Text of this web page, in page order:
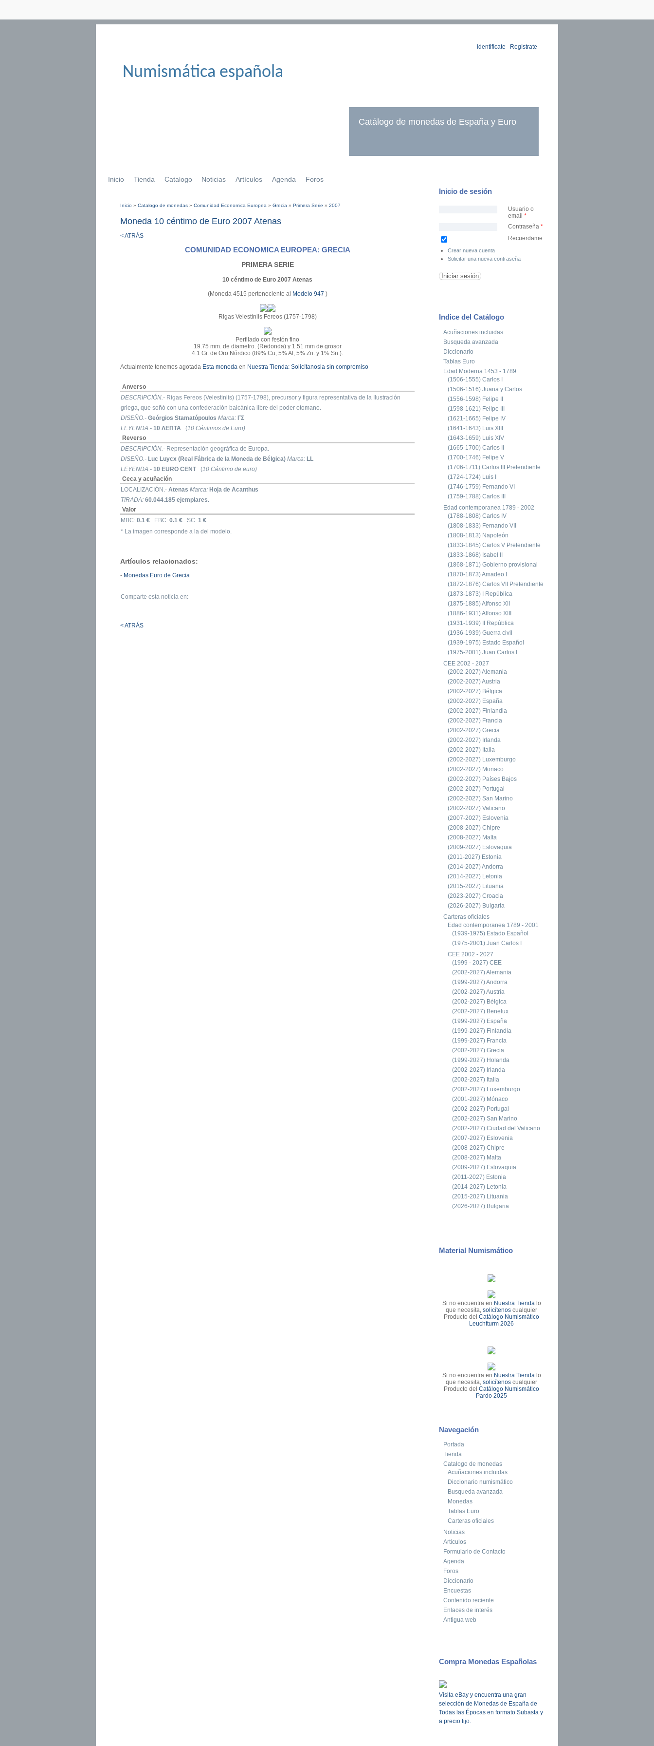
Numismática española
Identifícate Regístrate
Catálogo de monedas de España y Euro
Inicio Tienda Catalogo Noticias Artículos Agenda Foros
Inicio » Catalogo de monedas » Comunidad Economica Europea » Grecia » Primera Serie » 2007
Moneda 10 céntimo de Euro 2007 Atenas
< ATRÁS
COMUNIDAD ECONOMICA EUROPEA: GRECIA
PRIMERA SERIE
10 céntimo de Euro 2007 Atenas
(Moneda 4515 perteneciente al Modelo 947 )
Rigas Velestinlis Fereos (1757-1798)
Perfilado con festón fino
19.75 mm. de diametro. (Redonda) y 1.51 mm de grosor
4.1 Gr. de Oro Nórdico (89% Cu, 5% Al, 5% Zn. y 1% Sn.).
Actualmente tenemos agotada Esta moneda en Nuestra Tienda: Solicítanosla sin compromiso
Anverso
DESCRIPCIÓN.- Rigas Fereos (Velestinlis) (1757-1798), precursor y figura representativa de la Ilustración
griega, que soñó con una confederación balcánica libre del poder otomano.
DISEÑO.- Geórgios Stamatópoulos Marca: ΓΣ
LEYENDA.- 10 ΛΕΠΤΑ (10 Céntimos de Euro)
Reverso
DESCRIPCIÓN.- Representación geográfica de Europa.
DISEÑO.- Luc Luycx (Real Fábrica de la Moneda de Bélgica) Marca: LL
LEYENDA.- 10 EURO CENT(10 Céntimo de euro)
Ceca y acuñación
LOCALIZACIÓN.- Atenas Marca: Hoja de Acanthus
TIRADA: 60.044.185 ejemplares.
Valor
MBC: 0.1 € EBC: 0.1 € SC: 1 €
* La imagen corresponde a la del modelo.
Artículos relacionados:
- Monedas Euro de Grecia
Comparte esta noticia en:
< ATRÁS
Inicio de sesión
Usuario o
email *
Contraseña *
Recuerdame
Crear nueva cuenta
Solicitar una nueva contraseña
Indice del Catálogo
Acuñaciones incluidas
Busqueda avanzada
Diccionario
Tablas Euro
Edad Moderna 1453 - 1789
(1506-1555) Carlos I
(1506-1516) Juana y Carlos
(1556-1598) Felipe II
(1598-1621) Felipe III
(1621-1665) Felipe IV
(1641-1643) Luis XIII
(1643-1659) Luis XIV
(1665-1700) Carlos II
(1700-1746) Felipe V
(1706-1711) Carlos III Pretendiente
(1724-1724) Luis I
(1746-1759) Fernando VI
(1759-1788) Carlos III
Edad contemporanea 1789 - 2002
(1788-1808) Carlos IV
(1808-1833) Fernando VII
(1808-1813) Napoleón
(1833-1845) Carlos V Pretendiente
(1833-1868) Isabel II
(1868-1871) Gobierno provisional
(1870-1873) Amadeo I
(1872-1876) Carlos VII Pretendiente
(1873-1873) I República
(1875-1885) Alfonso XII
(1886-1931) Alfonso XIII
(1931-1939) II República
(1936-1939) Guerra civil
(1939-1975) Estado Español
(1975-2001) Juan Carlos I
CEE 2002 - 2027
(2002-2027) Alemania
(2002-2027) Austria
(2002-2027) Bélgica
(2002-2027) España
(2002-2027) Finlandia
(2002-2027) Francia
(2002-2027) Grecia
(2002-2027) Irlanda
(2002-2027) Italia
(2002-2027) Luxemburgo
(2002-2027) Monaco
(2002-2027) Países Bajos
(2002-2027) Portugal
(2002-2027) San Marino
(2002-2027) Vaticano
(2007-2027) Eslovenia
(2008-2027) Chipre
(2008-2027) Malta
(2009-2027) Eslovaquia
(2011-2027) Estonia
(2014-2027) Andorra
(2014-2027) Letonia
(2015-2027) Lituania
(2023-2027) Croacia
(2026-2027) Bulgaria
Carteras oficiales
Edad contemporanea 1789 - 2001
(1939-1975) Estado Español
(1975-2001) Juan Carlos I
CEE 2002 - 2027
(1999 - 2027) CEE
(2002-2027) Alemania
(1999-2027) Andorra
(2002-2027) Austria
(2002-2027) Bélgica
(2002-2027) Benelux
(1999-2027) España
(1999-2027) Finlandia
(1999-2027) Francia
(2002-2027) Grecia
(1999-2027) Holanda
(2002-2027) Irlanda
(2002-2027) Italia
(2002-2027) Luxemburgo
(2001-2027) Mónaco
(2002-2027) Portugal
(2002-2027) San Marino
(2002-2027) Ciudad del Vaticano
(2007-2027) Eslovenia
(2008-2027) Chipre
(2008-2027) Malta
(2009-2027) Eslovaquia
(2011-2027) Estonia
(2014-2027) Letonia
(2015-2027) Lituania
(2026-2027) Bulgaria
Material Numismático
Si no encuentra en Nuestra Tienda lo
que necesita,solicítenos cualquier
Producto delCatálogo Numismático
Leuchtturm 2026
Si no encuentra en Nuestra Tienda lo
que necesita,solicítenos cualquier
Producto delCatálogo Numismático
Pardo 2025
Navegación
Portada
Tienda
Catalogo de monedas
Acuñaciones incluidas
Diccionario numismático
Busqueda avanzada
Monedas
Tablas Euro
Carteras oficiales
Noticias
Articulos
Formulario de Contacto
Agenda
Foros
Diccionario
Encuestas
Contenido reciente
Enlaces de interés
Antigua web
Compra Monedas Españolas
Visita eBay y encuentra una gran
selección de Monedas de España de
Todas las Épocas en formato Subasta y
a precio fijo.